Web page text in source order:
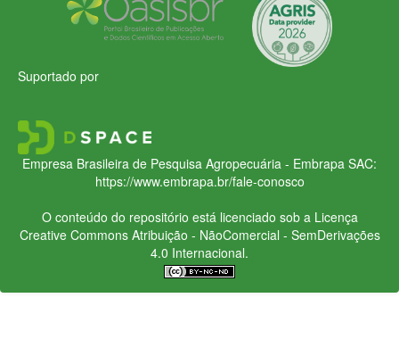
Suportado por
Empresa Brasileira de Pesquisa Agropecuária - Embrapa SAC:
https://www.embrapa.br/fale-conosco
O conteúdo do repositório está licenciado sob a Licença
Creative CommonsAtribuição - NãoComercial - SemDerivações
4.0 Internacional.